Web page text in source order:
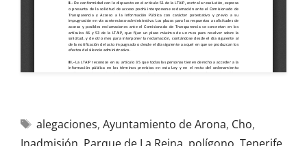
alegaciones, Ayuntamiento de Arona, Cho,